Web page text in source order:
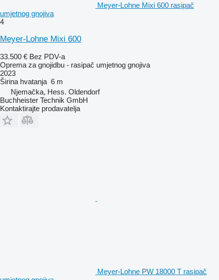
Meyer-Lohne Mixi 600 rasipač
umjetnog gnojiva
4
Meyer-Lohne Mixi 600
33.500 € Bez PDV-a
Oprema za gnojidbu - rasipač umjetnog gnojiva
2023
Širina hvatanja 6 m
Njemačka, Hess. Oldendorf
Buchheister Technik GmbH
Kontaktirajte prodavatelja
Meyer-Lohne PW 18000 T rasipač